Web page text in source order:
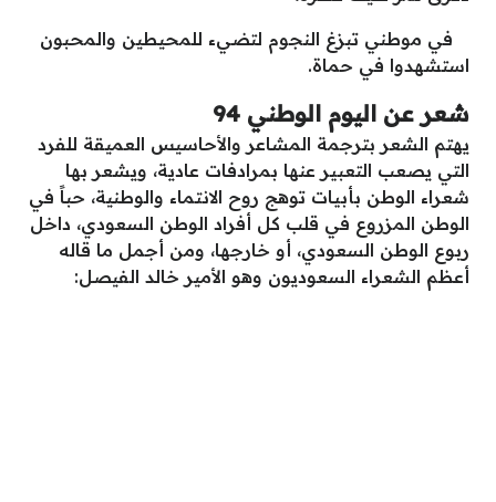
في موطني تبزغ النجوم لتضيء للمحيطين والمحبون
استشهدوا في حماة.
شعر عن اليوم الوطني 94
يهتم الشعر بترجمة المشاعر والأحاسيس العميقة للفرد
التي يصعب التعبير عنها بمرادفات عادية، ويشعر بها
شعراء الوطن بأبيات توهج روح الانتماء والوطنية، حباً في
الوطن المزروع في قلب كل أفراد الوطن السعودي، داخل
ربوع الوطن السعودي، أو خارجها، ومن أجمل ما قاله
أعظم الشعراء السعوديون وهو الأمير خالد الفيصل: